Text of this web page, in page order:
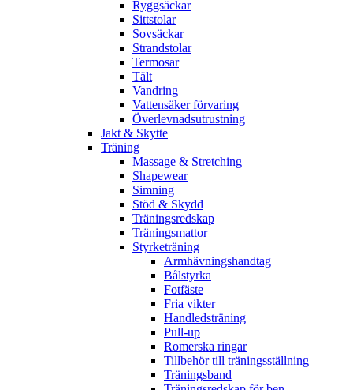
Ryggsäckar
Sittstolar
Sovsäckar
Strandstolar
Termosar
Tält
Vandring
Vattensäker förvaring
Överlevnadsutrustning
Jakt & Skytte
Träning
Massage & Stretching
Shapewear
Simning
Stöd & Skydd
Träningsredskap
Träningsmattor
Styrketräning
Armhävningshandtag
Bålstyrka
Fotfäste
Fria vikter
Handledsträning
Pull-up
Romerska ringar
Tillbehör till träningsställning
Träningsband